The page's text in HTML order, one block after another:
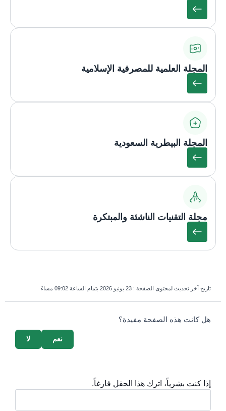
المجلة العلمية للمصرفية الإسلامية
المجلة البيطرية السعودية
مجلة التقنيات الناشئة والمبتكرة
تاريخ آخر تحديث لمحتوى الصفحة : 23 يونيو 2026 بتمام الساعة 09:02 مساءً
survey_v2
هل كانت هذه الصفحة مفيدة؟
لا نعم
إذا كنت بشرياً، اترك هذا الحقل فارغاً.